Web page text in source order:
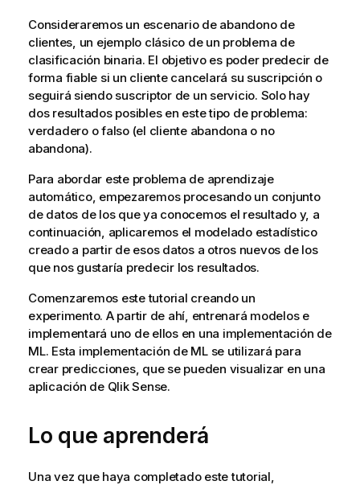
Consideraremos un escenario de abandono de
clientes, un ejemplo clásico de un problema de
clasificación binaria. El objetivo es poder predecir de
forma fiable si un cliente cancelará su suscripción o
seguirá siendo suscriptor de un servicio. Solo hay
dos resultados posibles en este tipo de problema:
verdadero o falso (el cliente abandona o no
abandona).
Para abordar este problema de aprendizaje
automático, empezaremos procesando un conjunto
de datos de los que ya conocemos el resultado y, a
continuación, aplicaremos el modelado estadístico
creado a partir de esos datos a otros nuevos de los
que nos gustaría predecir los resultados.
Comenzaremos este tutorial creando un
experimento. A partir de ahí, entrenará modelos e
implementará uno de ellos en una implementación de
ML. Esta implementación de ML se utilizará para
crear predicciones, que se pueden visualizar en una
aplicación de Qlik Sense.
Lo que aprenderá
Una vez que haya completado este tutorial,